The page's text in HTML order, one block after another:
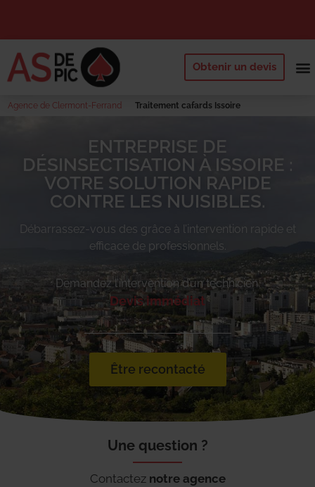
Obtenir un devis
Agence de Clermont-Ferrand Traitement cafards Issoire
ENTREPRISE DE
DÉSINSECTISATION À ISSOIRE :
VOTRE SOLUTION RAPIDE
CONTRE LES NUISIBLES.
Débarrassez-vous des grâce à l’intervention rapide et
efficace de professionnels.
Demandez l’intervention d’un technicien.
Devis immédiat
Être recontacté
Une question ?
Contactez notre agence